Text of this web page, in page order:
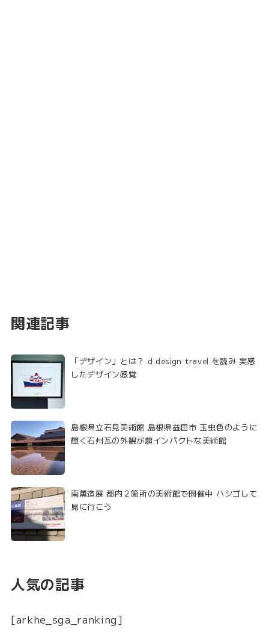
関連記事
「デザイン」とは？ d design travel を読み 実感
したデザイン感覚
島根県立石見美術館 島根県益田市 玉虫色のように
輝く石州瓦の外観が超インパクトな美術館
南薫造展 都内２箇所の美術館で開催中 ハシゴして
見に行こう
人気の記事
[arkhe_sga_ranking]